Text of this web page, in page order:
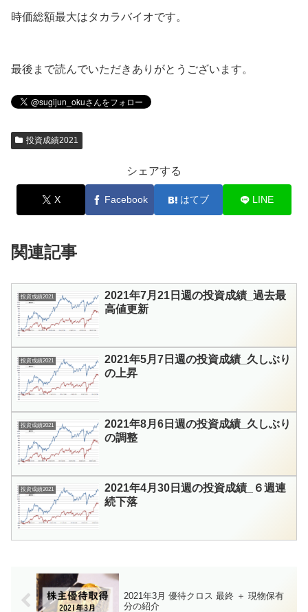
時価総額最大はタカラバイオです。
最後まで読んでいただきありがとうございます。
投資成績2021
シェアする
X Facebook はてブ LINE
関連記事
投資成績2021
2021年7月21日週の投資成績_過去最
高値更新
投資成績2021
2021年5月7日週の投資成績_久しぶり
の上昇
投資成績2021
2021年8月6日週の投資成績_久しぶり
の調整
投資成績2021
2021年4月30日週の投資成績_６週連
続下落
2021年3月 優待クロス 最終 ＋ 現物保有
分の紹介